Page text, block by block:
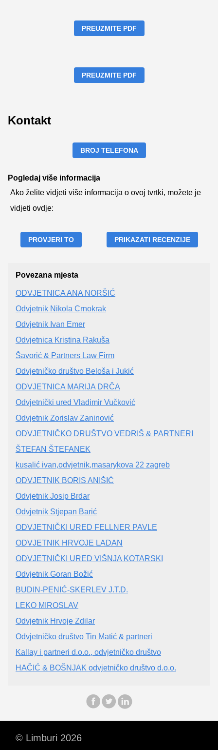
PREUZMITE PDF
PREUZMITE PDF
Kontakt
BROJ TELEFONA
Pogledaj više informacija
Ako želite vidjeti više informacija o ovoj tvrtki, možete je
vidjeti ovdje:
PROVJERI TO PRIKAZATI RECENZIJE
Povezana mjesta
ODVJETNICA ANA NORŠIĆ
Odvjetnik Nikola Crnokrak
Odvjetnik Ivan Emer
Odvjetnica Kristina Rakuša
Šavorić & Partners Law Firm
Odvjetničko društvo Beloša i Jukić
ODVJETNICA MARIJA DRČA
Odvjetnički ured Vladimir Vučković
Odvjetnik Zorislav Zaninović
ODVJETNIČKO DRUŠTVO VEDRIŠ & PARTNERI
ŠTEFAN ŠTEFANEK
kusalić ivan,odvjetnik,masarykova 22 zagreb
ODVJETNIK BORIS ANIŠIĆ
Odvjetnik Josip Brdar
Odvjetnik Stjepan Barić
ODVJETNIČKI URED FELLNER PAVLE
ODVJETNIK HRVOJE LADAN
ODVJETNIČKI URED VIŠNJA KOTARSKI
Odvjetnik Goran Božić
BUDIN-PENIĆ-SKERLEV J.T.D.
LEKO MIROSLAV
Odvjetnik Hrvoje Zdilar
Odvjetničko društvo Tin Matić & partneri
Kallay i partneri d.o.o., odvjetničko društvo
HAČIĆ & BOŠNJAK odvjetničko društvo d.o.o.
© Limburi 2026